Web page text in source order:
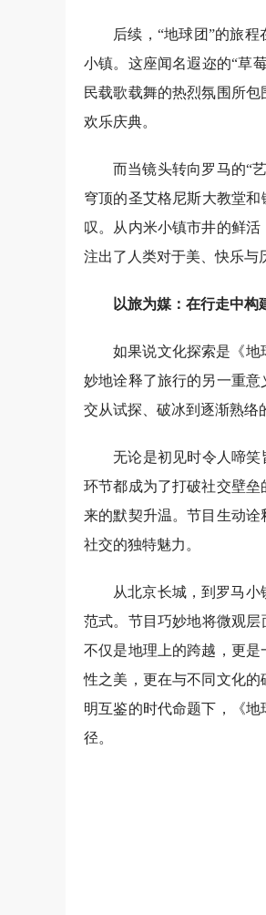
后续，“地球团”的旅
小镇。这座闻名遐迩的“草
民载歌载舞的热烈氛围所
欢乐庆典。
而当镜头转向罗马的“
穹顶的圣艾格尼斯大教堂
叹。从内米小镇市井的鲜
注出了人类对于美、快乐与
以旅为媒：在行走中构
如果说文化探索是《地
妙地诠释了旅行的另一重
交从试探、破冰到逐渐熟络
无论是初见时令人啼笑
环节都成为了打破社交壁
来的默契升温。节目生动
社交的独特魅力。
从北京长城，到罗马
范式。节目巧妙地将微观
不仅是地理上的跨越，更
性之美，更在与不同文化
明互鉴的时代命题下，《
径。